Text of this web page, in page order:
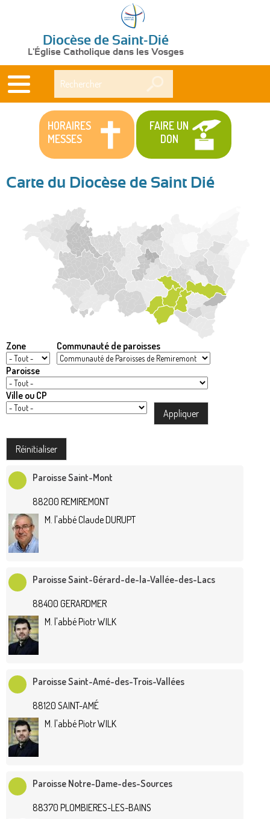
Diocèse de Saint-Dié
L'Église Catholique dans les Vosges
HORAIRES
MESSES
FAIRE UN
DON
Carte du Diocèse de Saint Dié
Zone Communauté de paroisses
Paroisse
Ville ou CP
Paroisse Saint-Mont
88200 REMIREMONT
M. l'abbé Claude DURUPT
Paroisse Saint-Gérard-de-la-Vallée-des-Lacs
88400 GERARDMER
M. l'abbé Piotr WILK
Paroisse Saint-Amé-des-Trois-Vallées
88120 SAINT-AMÉ
M. l'abbé Piotr WILK
Paroisse Notre-Dame-des-Sources
88370 PLOMBIERES-LES-BAINS